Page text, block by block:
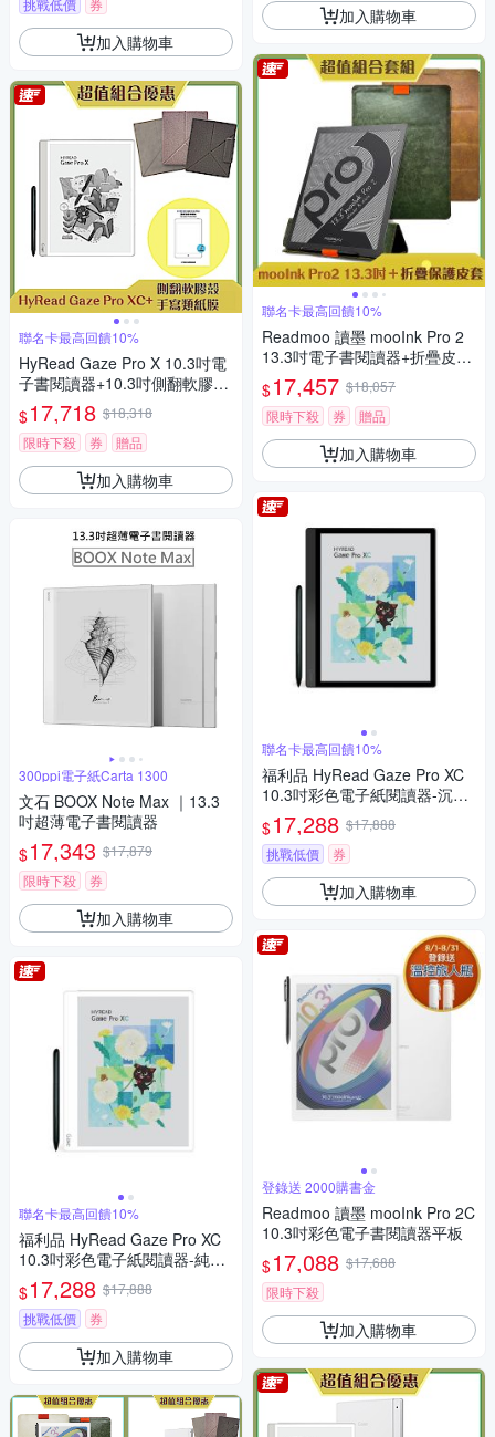
挑戰低價 券
加入購物車
聯名卡最高回饋10%
HyRead Gaze Pro X 10.3吋電
子書閱讀器+10.3吋側翻軟膠殼
+手寫類紙膜 (組合)
$17,718 $18,318
限時下殺
券 贈品
加入購物車
300ppi電子紙Carta 1300
文石 BOOX Note Max ｜13.3
吋超薄電子書閱讀器
$17,343 $17,879
限時下殺
券
加入購物車
聯名卡最高回饋10%
福利品 HyRead Gaze Pro XC
10.3吋彩色電子紙閱讀器-純淨
白
$17,288 $17,888
挑戰低價
券
加入購物車
加入購物車
聯名卡最高回饋10%
Readmoo 讀墨 mooInk Pro 2
13.3吋電子書閱讀器+折疊皮套
(組合)
$17,457 $18,057
限時下殺
券 贈品
加入購物車
聯名卡最高回饋10%
福利品 HyRead Gaze Pro XC
10.3吋彩色電子紙閱讀器-沉穩
黑
$17,288 $17,888
挑戰低價
券
加入購物車
登錄送 2000購書金
Readmoo 讀墨 mooInk Pro 2C
10.3吋彩色電子書閱讀器平板
$17,088 $17,688
限時下殺
加入購物車